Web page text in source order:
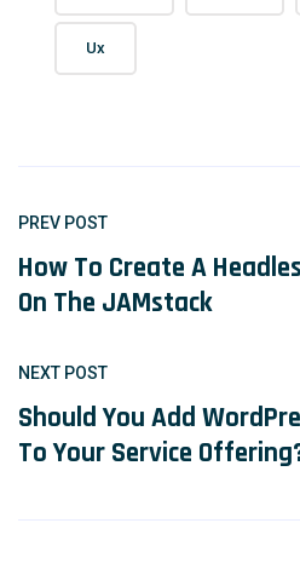
Ux
PREV POST
How To Create A
On The JAMstack
NEXT POST
Should You Add
To Your Service